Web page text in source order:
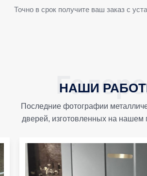
Точно в срок получите ваш заказ с
НАШИ
Последние фотографии
дверей, изготовленных на нашем